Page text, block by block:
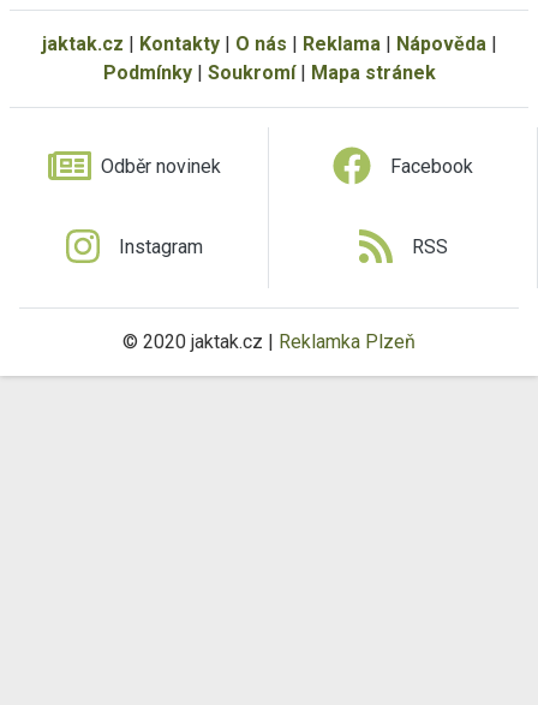
jaktak.cz | Kontakty| O nás | Reklama | Nápověda |
Podmínky| Soukromí| Mapa stránek
Odběr novinek Facebook
Instagram RSS
© 2020 jaktak.cz | Reklamka Plzeň